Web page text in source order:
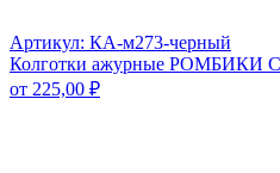
Артикул: КА-м273-черный
Колготки ажурные РОМБИКИ
от 225,00 ₽